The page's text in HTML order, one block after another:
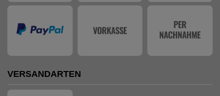
VERSANDARTEN